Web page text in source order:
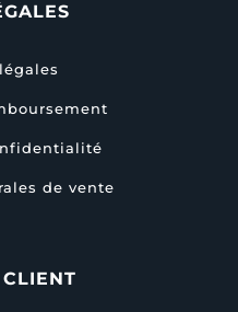
de vente